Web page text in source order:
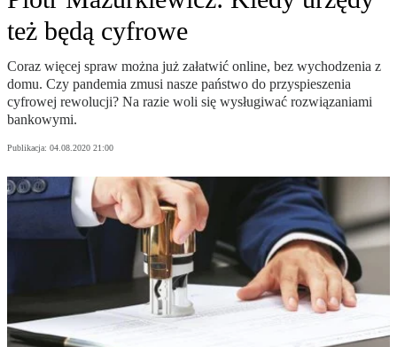
też będą cyfrowe
Coraz więcej spraw można już załatwić online, bez wychodzenia z
domu. Czy pandemia zmusi nasze państwo do przyspieszenia
cyfrowej rewolucji? Na razie woli się wysługiwać rozwiązaniami
bankowymi.
Publikacja: 04.08.2020 21:00